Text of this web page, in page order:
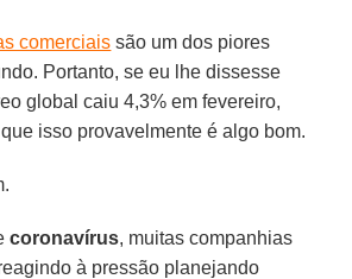
comerciais são um dos piores
Portanto, se eu lhe dissesse
global caiu 4,3% em fevereiro,
isso provavelmente é algo bom.
coronavírus, muitas companhias
à pressão planejando